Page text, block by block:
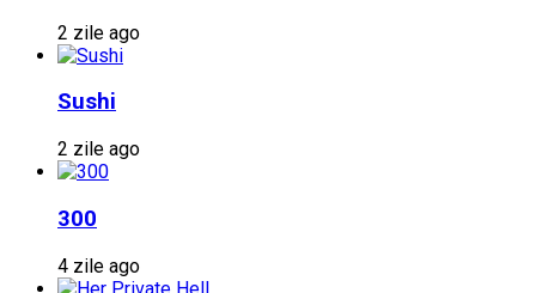
2 zile ago
Sushi
2 zile ago
300
4 zile ago